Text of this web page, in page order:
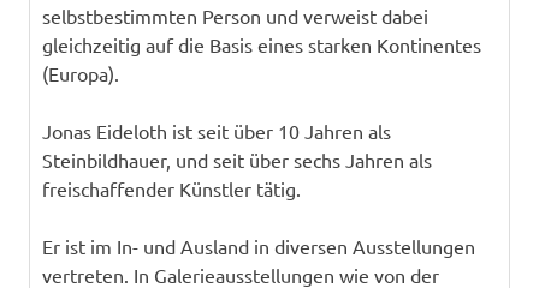
selbstbestimmten Person und verweist dabei
gleichzeitig auf die Basis eines starken Kontinentes
(Europa).
Jonas Eideloth ist seit über 10 Jahren als
Steinbildhauer, und seit über sechs Jahren als
freischaffender Künstler tätig.
Er ist im In- und Ausland in diversen Ausstellungen
vertreten. In Galerieausstellungen wie von der